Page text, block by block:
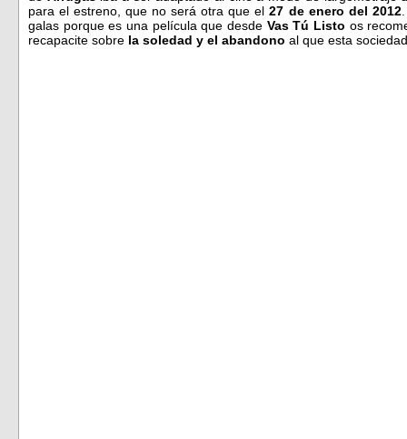
para el estreno, que no será otra que el27 de enero del 2012
galas porque es una película que desde Vas Tú Listo os
recapacite sobre la soledad y el abandono al que esta